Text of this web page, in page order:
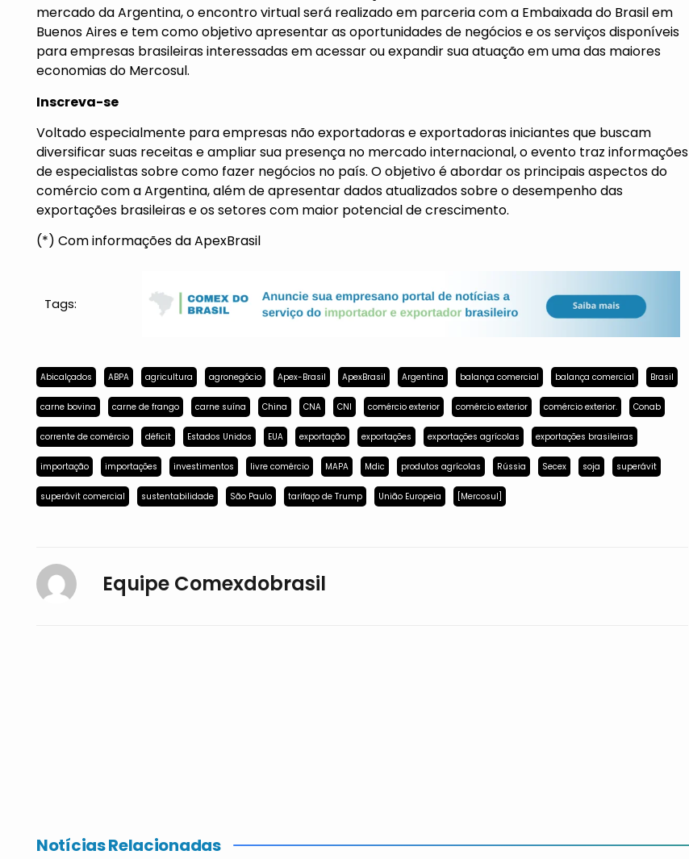
mercado da Argentina, o encontro virtual será realizado em parceria com a Embaixada do Brasil em
Buenos Aires e tem como objetivo apresentar as oportunidades de negócios e os serviços disponíveis
para empresas brasileiras interessadas em acessar ou expandir sua atuação em uma das maiores
economias do Mercosul.
Inscreva-se
Voltado especialmente para empresas não exportadoras e exportadoras iniciantes que buscam
diversificar suas receitas e ampliar sua presença no mercado internacional, o evento traz informações
de especialistas sobre como fazer negócios no país. O objetivo é abordar os principais aspectos do
comércio com a Argentina, além de apresentar dados atualizados sobre o desempenho das
exportações brasileiras e os setores com maior potencial de crescimento.
(*) Com informações da ApexBrasil
Tags:
Abicalçados ABPA agricultura agronegócio Apex-Brasil ApexBrasil Argentina balança comercial balança comercial Brasil
carne bovina carne de frango carne suína China CNA CNI comércio exterior comércio exterior comércio exterior. Conab
corrente de comércio déficit Estados Unidos EUA exportação exportações exportações agrícolas exportações brasileiras
importação importações investimentos livre comércio MAPA Mdic produtos agrícolas Rússia Secex soja superávit
superávit comercial sustentabilidade São Paulo tarifaço de Trump União Europeia [Mercosul]
Equipe Comexdobrasil
Notícias Relacionadas